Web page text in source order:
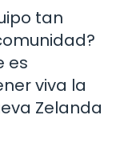
tan
es
viva la
Zelanda